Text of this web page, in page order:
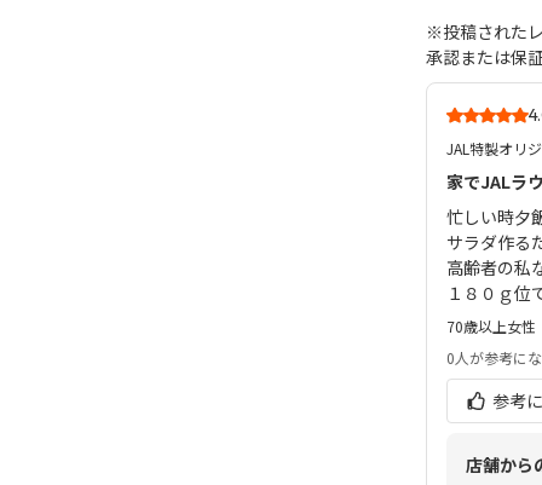
※投稿された
承認または保
JAL特製オリ
家でJALラ
忙しい時夕
サラダ作る
高齢者の私
１８０ｇ位
70歳以上女性
0人が参考に
参考
店舗から